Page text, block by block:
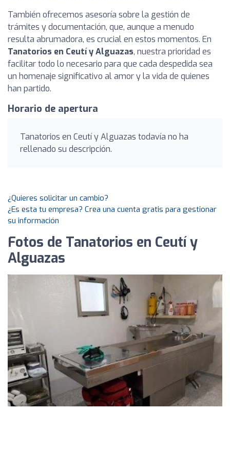
También ofrecemos asesoría sobre la gestión de
trámites y documentación, que, aunque a menudo
resulta abrumadora, es crucial en estos momentos. En
Tanatorios en Ceutí y Alguazas, nuestra prioridad es
facilitar todo lo necesario para que cada despedida sea
un homenaje significativo al amor y la vida de quienes
han partido.
Horario de apertura
Tanatorios en Ceutí y Alguazas todavía no ha
rellenado su descripción.
¿Quieres solicitar un cambio?
¿Es esta tu empresa? Crea una cuenta gratis para gestionar
su información
Fotos de Tanatorios en Ceutí y
Alguazas